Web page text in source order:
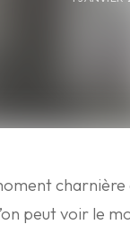
peut voir le